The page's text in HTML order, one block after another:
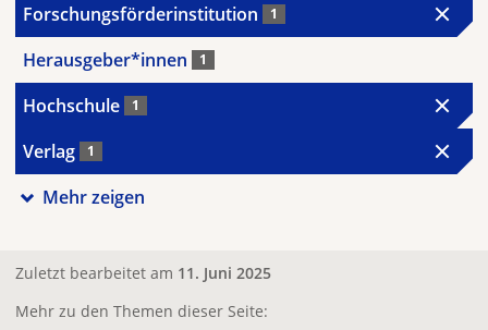
Forschungsförderinstitution 1
Herausgeber*innen 1
Hochschule 1
Verlag 1
Mehr zeigen
Zuletzt bearbeitet am 11. Juni 2025
Mehr zu den Themen dieser Seite: